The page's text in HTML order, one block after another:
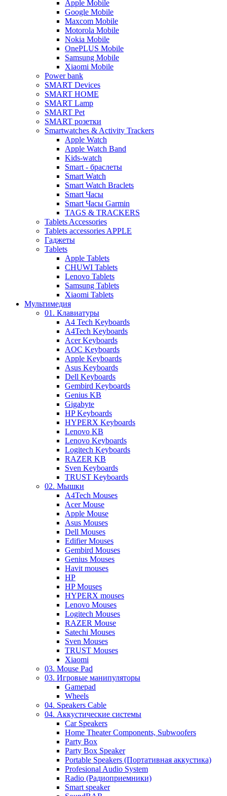
Apple Mobile
Google Mobile
Maxcom Mobile
Motorola Mobile
Nokia Mobile
OnePLUS Mobile
Samsung Mobile
Xiaomi Mobile
Power bank
SMART Devices
SMART HOME
SMART Lamp
SMART Pet
SMART розетки
Smartwatches & Activity Trackers
Apple Watch
Apple Watch Band
Kids-watch
Smart - браслеты
Smart Watch
Smart Watch Braclets
Smart Часы
Smart Часы Garmin
TAGS & TRACKERS
Tablets Accessories
Tablets accessories APPLE
Гаджеты
Tablets
Apple Tablets
CHUWI Tablets
Lenovo Tablets
Samsung Tablets
Xiaomi Tablets
Мультимедия
01. Клавиатуры
A4 Tech Keyboards
A4Tech Keyboards
Acer Keyboards
AOC Keyboards
Apple Keyboards
Asus Keyboards
Dell Keyboards
Gembird Keyboards
Genius KB
Gigabyte
HP Keyboards
HYPERX Keyboards
Lenovo KB
Lenovo Keyboards
Logitech Keyboards
RAZER KB
Sven Keyboards
TRUST Keyboards
02. Мышки
A4Tech Mouses
Acer Mouse
Apple Mouse
Asus Mouses
Dell Mouses
Edifier Mouses
Gembird Mouses
Genius Mouses
Havit mouses
HP
HP Mouses
HYPERX mouses
Lenovo Mouses
Logitech Mouses
RAZER Mouse
Satechi Mouses
Sven Mouses
TRUST Mouses
Xiaomi
03. Mouse Pad
03. Игровые манипуляторы
Gamepad
Wheels
04. Speakers Cable
04. Аккустические системы
Car Speakers
Home Theater Components, Subwoofers
Party Box
Party Box Speaker
Portable Speakers (Портативная аккустика)
Profesional Audio System
Radio (Радиоприемники)
Smart speaker